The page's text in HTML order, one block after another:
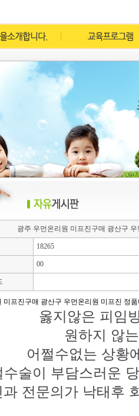
광주 우먼온리원 미프진구매 광산구
18265
00
미프진구매 광산구 우먼온리원 미프진 정
옳지않은 피임
원하지 않는
어쩔수없는 상황
수술이 부담스러운
전문의가 낙태후